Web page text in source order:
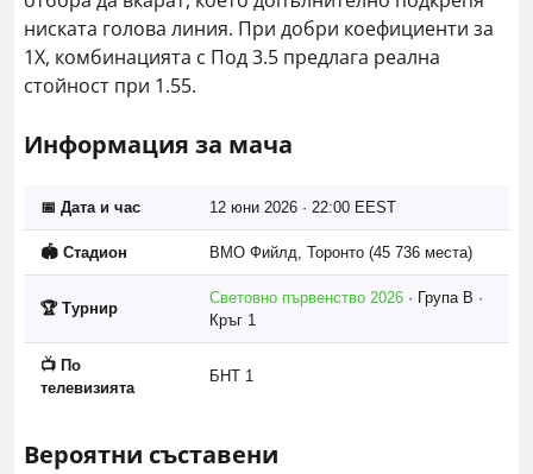
ниската голова линия. При добри коефициенти за
1X, комбинацията с Под 3.5 предлага реална
стойност при 1.55.
Информация за мача
📅 Дата и час 12 юни 2026 · 22:00 EEST
🏟️ Стадион BMO Фийлд, Торонто (45 736 места)
🏆 Турнир
Световно първенство 2026 · Група B ·
Кръг 1
📺 По
телевизията
БНТ 1
Вероятни съставени